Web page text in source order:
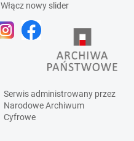
Włącz nowy slider
Serwis administrowany przez
Narodowe Archiwum
Cyfrowe